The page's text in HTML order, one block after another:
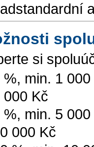
si
%, min. 1
000 Kč
%, min. 5
000 Kč